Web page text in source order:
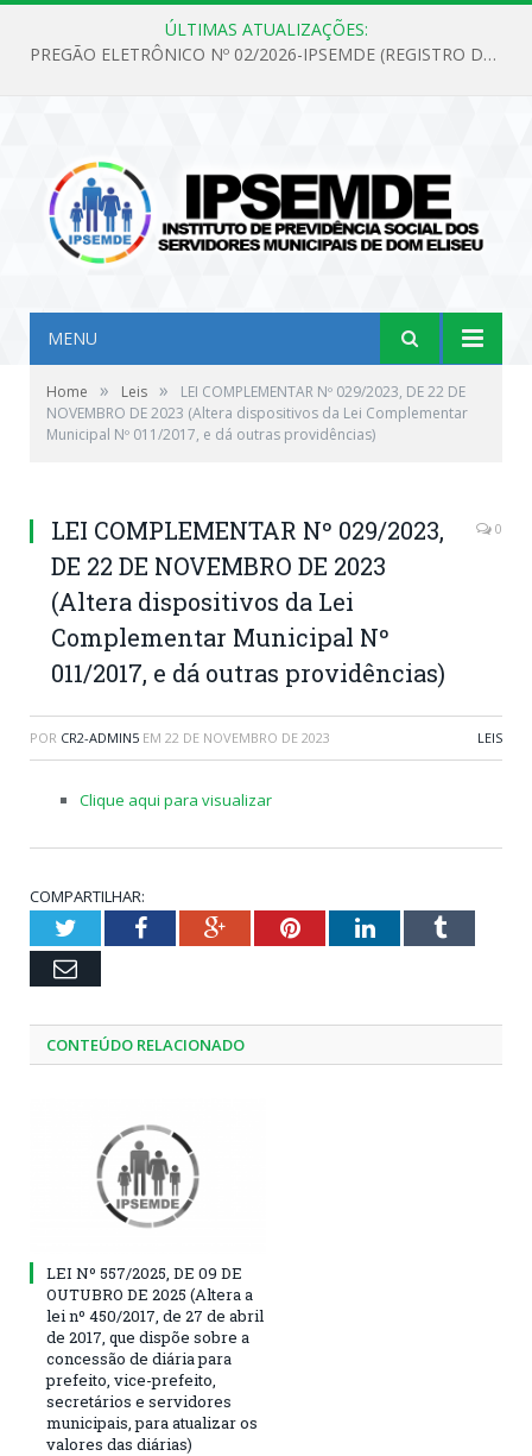
ÚLTIMAS ATUALIZAÇÕES:
PREGÃO ELETRÔNICO Nº 02/2026-IPSEMDE (REGISTRO DE PREÇOS PARA FUTURA E EVENTUAL AQUISIÇÃO DE MATERIAL DE LIMPEZA E GÊNEROS ALIMENTÍCIOS PARA ATENDER AS NECESSIDADES DO INSTITUTO DE PREVIDÊNCIA SOCIAL DOS SERVIDORES MUNICIPAIS DE DOM ELISEU.)
MENU
Home » Leis »
LEI COMPLEMENTAR Nº 029/2023, DE 22 DE
NOVEMBRO DE 2023 (Altera dispositivos da Lei Complementar
Municipal Nº 011/2017, e dá outras providências)
LEI COMPLEMENTAR Nº 029/2023,
DE 22 DE NOVEMBRO DE 2023
(Altera dispositivos da Lei
Complementar Municipal Nº
011/2017, e dá outras providências)
0
POR CR2-ADMIN5 EM 22 DE NOVEMBRO DE 2023 LEIS
Clique aqui para visualizar
COMPARTILHAR:
TwitterFacebookGoogle+PinterestLinkedInTumblr
Email
CONTEÚDO RELACIONADO
LEI Nº 557/2025, DE 09 DE
OUTUBRO DE 2025 (Altera a
lei nº 450/2017, de 27 de abril
de 2017, que dispõe sobre a
concessão de diária para
prefeito, vice-prefeito,
secretários e servidores
municipais, para atualizar os
valores das diárias)